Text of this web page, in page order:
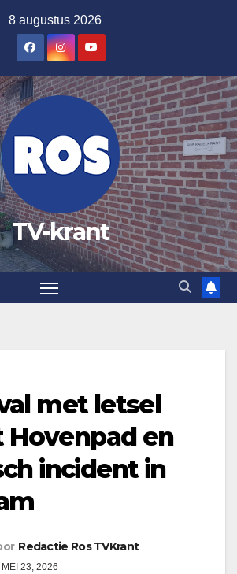
8 augustus 2026
TV-krant
met letsel
Hovenpad en
incident in
Redactie Ros TVKrant
MEI 23, 2026